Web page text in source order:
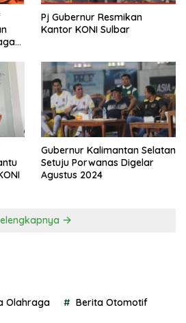
Pj Gubernur Resmikan
Kantor KONI Sulbar
Gubernur Kalimantan Selatan
Setuju Porwanas Digelar
Agustus 2024
Olahraga Berita Otomotif